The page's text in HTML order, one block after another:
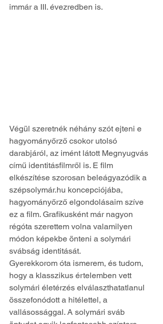
immár a III. évezredben is.
Végül szeretnék néhány szót ejteni e
hagyományőrző csokor utolsó
darabjáról, az imént látott Megnyugvás
című identitásfilmről is. E film
elkészítése szorosan beleágyazódik a
szépsolymár.hu koncepciójába,
hagyományőrző elgondolásaim szíve
ez a film. Grafikusként már nagyon
régóta szerettem volna valamilyen
módon képekbe önteni a solymári
svábság identitását.
Gyerekkorom óta ismerem, és tudom,
hogy a klasszikus értelemben vett
solymári életérzés elválaszthatatlanul
összefonódott a hitélettel, a
vallásossággal. A solymári sváb